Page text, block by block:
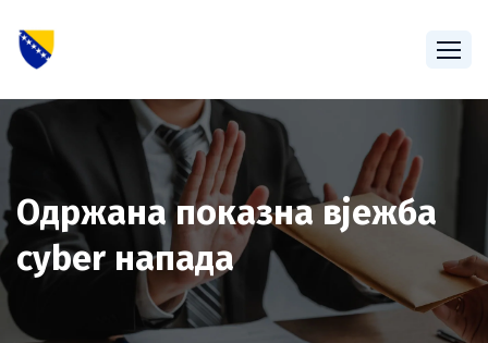
Одржана показна вјежба
cyber напада